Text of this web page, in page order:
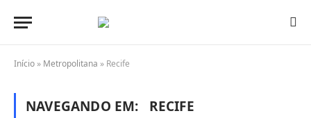
Início » Metropolitana » Recife
NAVEGANDO EM: RECIFE